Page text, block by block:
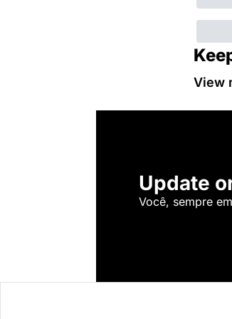
View
Update
Você, sempre